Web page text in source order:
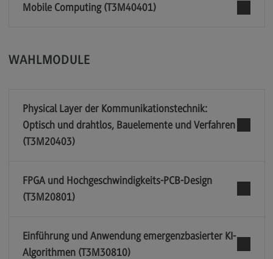
Mobile Computing (T3M40401)
WAHLMODULE
Physical Layer der Kommunikationstechnik:
Optisch und drahtlos, Bauelemente und Verfahren
(T3M20403)
FPGA und Hochgeschwindigkeits-PCB-Design
(T3M20801)
Einführung und Anwendung emergenzbasierter KI-
Algorithmen (T3M30810)